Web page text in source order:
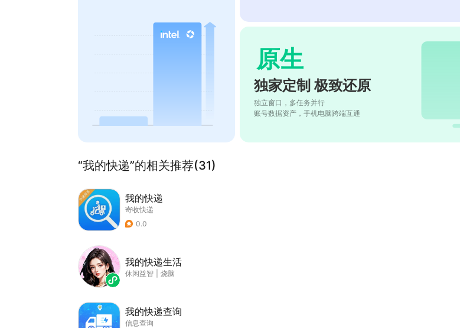
原生
独家定制 极致还原
独立窗口，多任务并行
账号数据资产，手机电脑跨端互通
“我的快递”的相关推荐(31)
我的快递
寄收快递
0.0
我的快递生活
休闲益智 烧脑
我的快递查询
信息查询